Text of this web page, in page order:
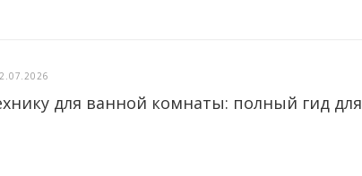
для ванной комнаты: полный гид для